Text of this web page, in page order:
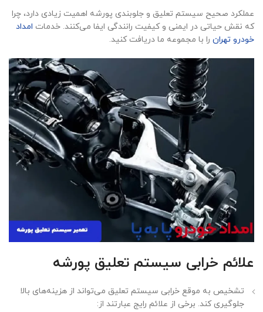
عملکرد صحیح سیستم تعلیق و جلوبندی پورشه اهمیت زیادی دارد، چرا
که نقش حیاتی در ایمنی و کیفیت رانندگی ایفا می‌کنند. خدمات امداد
خودرو تهران را با مجموعه ما دریافت کنید.
علائم خرابی سیستم تعلیق پورشه
تشخیص به موقع خرابی سیستم تعلیق می‌تواند از هزینه‌های بالا
جلوگیری کند. برخی از علائم رایج عبارتند از: